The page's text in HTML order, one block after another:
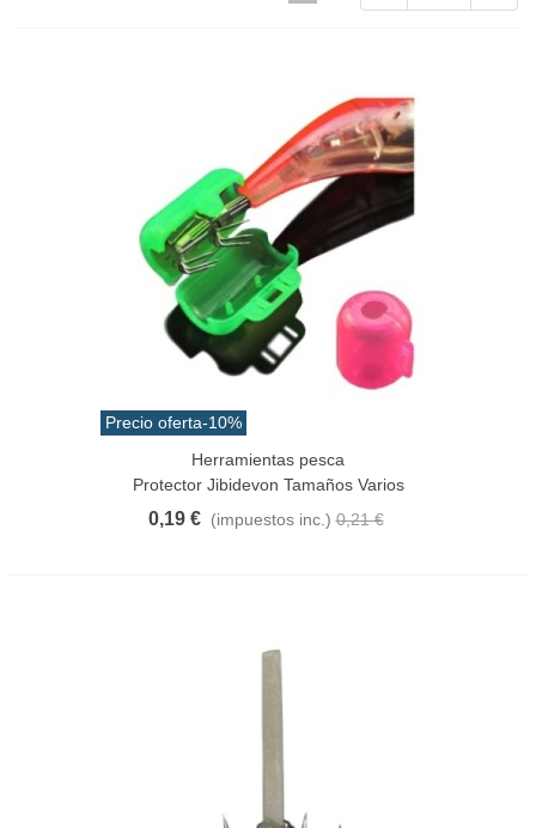
Precio oferta-10%
Herramientas pesca
Protector Jibidevon Tamaños Varios
0,19 € (impuestos inc.) 0,21 €